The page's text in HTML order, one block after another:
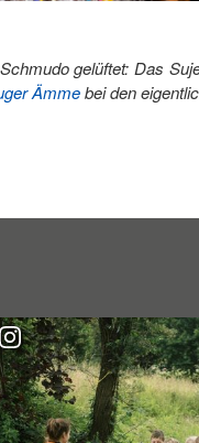
gelüftet: Das
Ämmebei den